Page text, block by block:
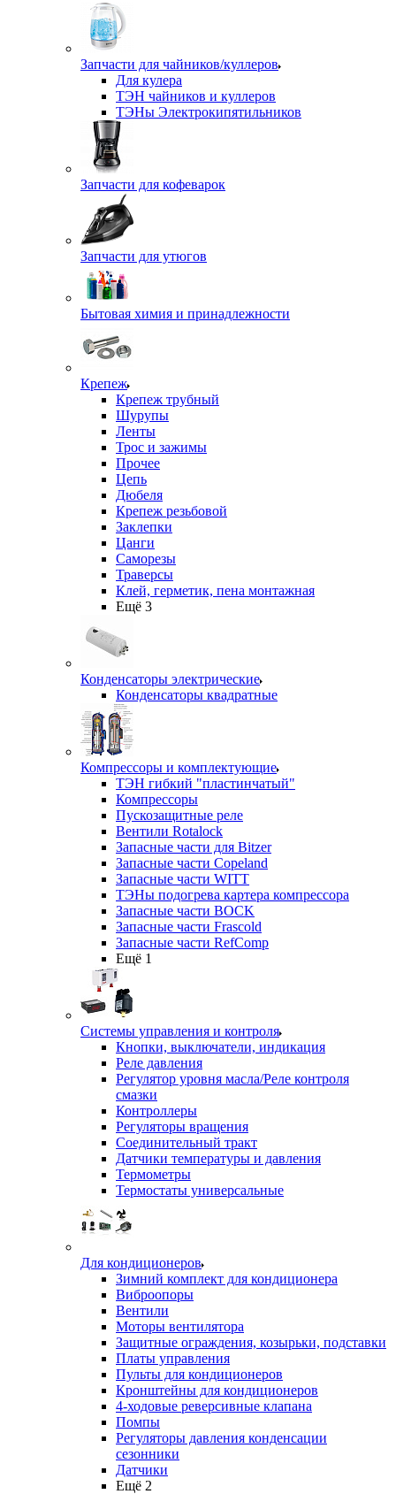
Запчасти для чайников/куллеров
Для кулера
ТЭН чайников и куллеров
ТЭНы Электрокипятильников
Запчасти для кофеварок
Запчасти для утюгов
Бытовая химия и принадлежности
Крепеж
Крепеж трубный
Шурупы
Ленты
Трос и зажимы
Прочее
Цепь
Дюбеля
Крепеж резьбовой
Заклепки
Цанги
Саморезы
Траверсы
Клей, герметик, пена монтажная
Ещё 3
Конденсаторы электрические
Конденсаторы квадратные
Компрессоры и комплектующие
ТЭН гибкий "пластинчатый"
Компрессоры
Пускозащитные реле
Вентили Rotalock
Запасные части для Bitzer
Запасные части Copeland
Запасные части WITT
ТЭНы подогрева картера компрессора
Запасные части BOCK
Запасные части Frascold
Запасные части RefComp
Ещё 1
Системы управления и контроля
Кнопки, выключатели, индикация
Реле давления
Регулятор уровня масла/Реле контроля
смазки
Контроллеры
Регуляторы вращения
Соединительный тракт
Датчики температуры и давления
Термометры
Термостаты универсальные
Для кондиционеров
Зимний комплект для кондиционера
Виброопоры
Вентили
Моторы вентилятора
Защитные ограждения, козырьки, подставки
Платы управления
Пульты для кондиционеров
Кронштейны для кондиционеров
4-ходовые реверсивные клапана
Помпы
Регуляторы давления конденсации
сезонники
Датчики
Ещё 2